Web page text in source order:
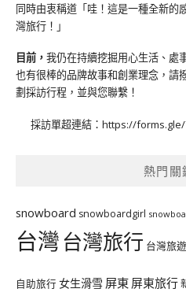
同時由衷稱道「哇！這是一種全新的
灣旅行！」
目前， 我仍在持續挖掘用心生活、處
也有很棒的品牌故事和創業理念，請
劃採訪行程，並與您聯繫！
採訪單超連結： https://forms.gle/
熱門關
snowboard snowboardgirl
台灣台灣旅行 台灣旅遊
自助旅行 女生滑雪 屏東 屏東旅行